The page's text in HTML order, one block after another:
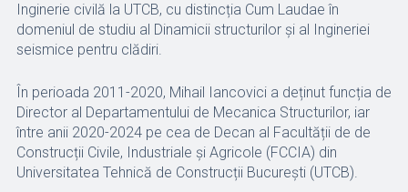
Inginerie civilă la UTCB, cu distincția Cum Laudae în
domeniul de studiu al Dinamicii structurilor și al Ingineriei
seismice pentru clădiri.
În perioada 2011-2020, Mihail Iancovici a deținut funcția de
Director al Departamentului de Mecanica Structurilor, iar
între anii 2020-2024 pe cea de Decan al Facultății de de
Construcții Civile, Industriale și Agricole (FCCIA) din
Universitatea Tehnică de Construcții București (UTCB).